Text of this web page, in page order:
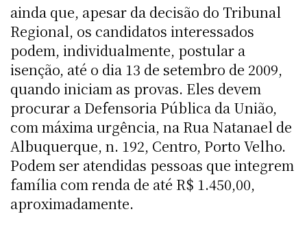
ainda que, apesar da decisão do Tribunal
Regional, os candidatos interessados
podem, individualmente, postular a
isenção, até o dia 13 de setembro de 2009,
quando iniciam as provas. Eles devem
procurar a Defensoria Pública da União,
com máxima urgência, na Rua Natanael de
Albuquerque, n. 192, Centro, Porto Velho.
Podem ser atendidas pessoas que integrem
família com renda de até R$ 1.450,00,
aproximadamente.